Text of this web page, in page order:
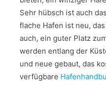
Sehr hübsch ist auch
flache Hafen ist neu,
auch, ein guter Platz
werden entlang der
und neue gebaut, das
verfügbare